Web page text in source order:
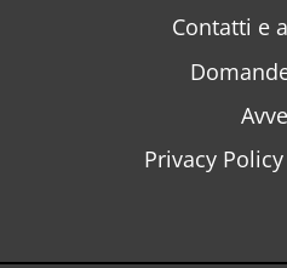
Contatti e
Privacy